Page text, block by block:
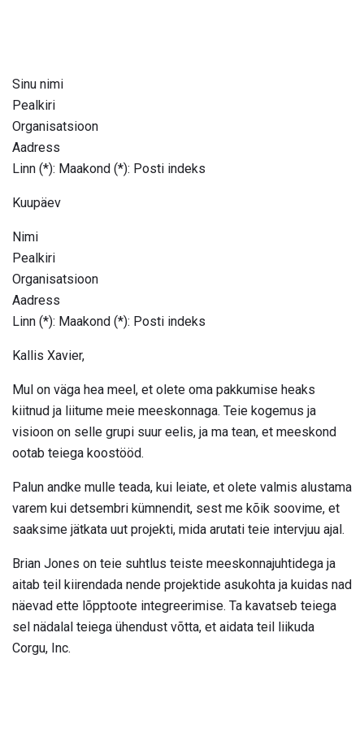
Sinu nimi
Pealkiri
Organisatsioon
Aadress
Linn (*): Maakond (*): Posti indeks
Kuupäev
Nimi
Pealkiri
Organisatsioon
Aadress
Linn (*): Maakond (*): Posti indeks
Kallis Xavier,
Mul on väga hea meel, et olete oma pakkumise heaks
kiitnud ja liitume meie meeskonnaga. Teie kogemus ja
visioon on selle grupi suur eelis, ja ma tean, et meeskond
ootab teiega koostööd.
Palun andke mulle teada, kui leiate, et olete valmis alustama
varem kui detsembri kümnendit, sest me kõik soovime, et
saaksime jätkata uut projekti, mida arutati teie intervjuu ajal.
Brian Jones on teie suhtlus teiste meeskonnajuhtidega ja
aitab teil kiirendada nende projektide asukohta ja kuidas nad
näevad ette lõpptoote integreerimise. Ta kavatseb teiega
sel nädalal teiega ühendust võtta, et aidata teil liikuda
Corgu, Inc.